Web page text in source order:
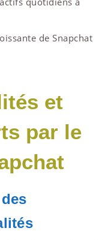
de Snapchat
et
par le